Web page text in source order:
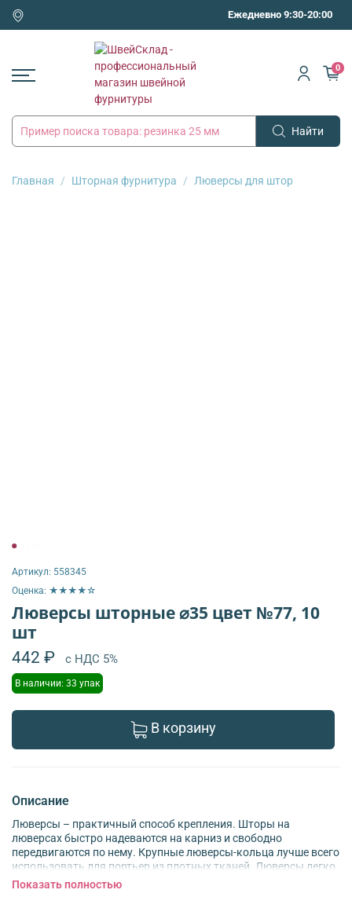
Ежедневно 9:30-20:00
Найти
0
Главная Шторная фурнитура Люверсы для штор
Артикул: 558345
Оценка: ★★★★☆
Люверсы шторные ⌀35 цвет №77, 10
шт
442 ₽ с НДС 5%
В наличии: 33 упак
В корзину
Описание
Люверсы – практичный способ крепления. Шторы на
люверсах быстро надеваются на карниз и свободно
передвигаются по нему. Крупные люверсы-кольца лучше всего
использовать для портьер из плотных тканей. Люверсы легко
снимаются, если шторы нужно постирать. Рекомендации:
Показать полностью